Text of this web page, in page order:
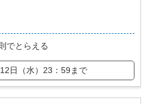
でとらえる
日（水）23：59まで